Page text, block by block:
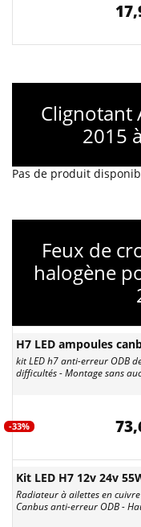
Clignotant
2015
Pas de produit
Feux de
halogène
H7 LED ampoules
kit LED h7 anti-erreur ODB
difficultés - Montage sans
-33%
Kit LED H7 12v 24v
Radiateur à ailettes en
Canbus anti-erreur ODB -